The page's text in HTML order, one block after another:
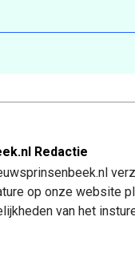
Redactie
op onze website
van het